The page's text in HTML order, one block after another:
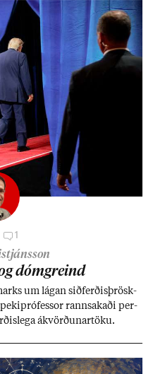
1
dómgreind
um lág­an sið­ferð­is­þrösk­
rann­sak­aði per­
ákvörð­un­ar­töku.